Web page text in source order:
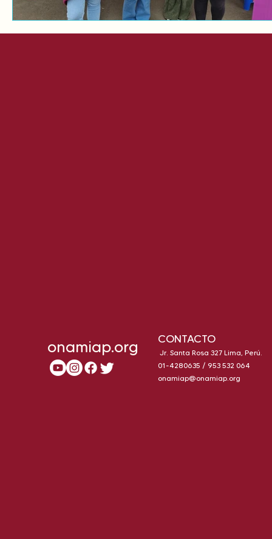
onamiap.org CONTACTO
Jr. Santa Rosa 327 Lima, Perú.
01-4280635 / 953 532 064
onamiap@onamiap.org